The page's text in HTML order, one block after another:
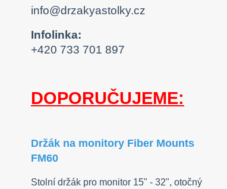
info@drzakyastolky.cz
Infolinka:
+420 733 701 897
DOPORUČUJEME:
Držák na monitory Fiber Mounts
FM60
Stolní držák pro monitor 15" - 32", otočný